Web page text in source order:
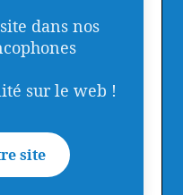
dans nos
sur le web !
site